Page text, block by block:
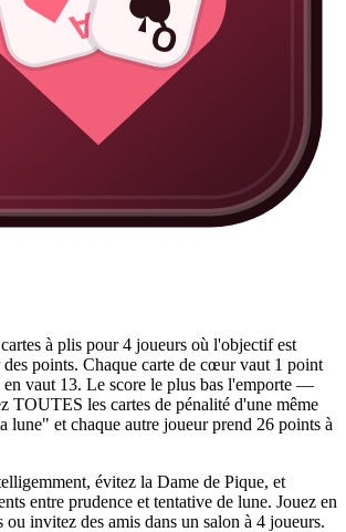
A Q
à plis pour 4 joueurs où l'objectif est
des points. Chaque carte de cœur vaut 1 point
en vaut 13. Le score le plus bas l'emporte —
TOUTES les cartes de pénalité d'une même
lune" et chaque autre joueur prend 26 points à
évitez la Dame de Pique, et
entre prudence et tentative de lune. Jouez en
ou invitez des amis dans un salon à 4 joueurs.